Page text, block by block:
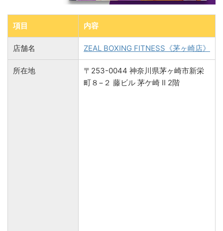
項目 内容
店舗名 ZEAL BOXING FITNESS《茅ヶ崎店》
所在地
〒253-0044 神奈川県茅ヶ崎市新栄
町８−２ 藤ビル 茅ケ崎 Ⅱ 2階